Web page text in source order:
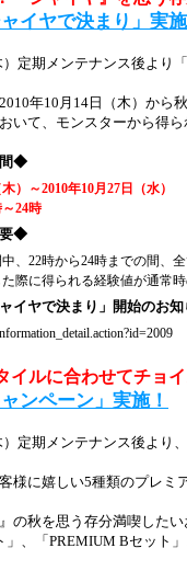
イヤで決まり」実施
定期メンテナンス後より
年10月14日（木）から
いて、モンスターから得ら
間◆
）～2010年10月27日（水）
24時
要◆
、22時から24時までの間、
際に得られる経験値が通常時
イヤで決まり」開始のお知
イルに合わせてチョイ
ンペーン」実施！
定期メンテナンス後より
様に嬉しい5種類のプレミ
の秋を思う存分満喫した
」、「PREMIUM Bセット